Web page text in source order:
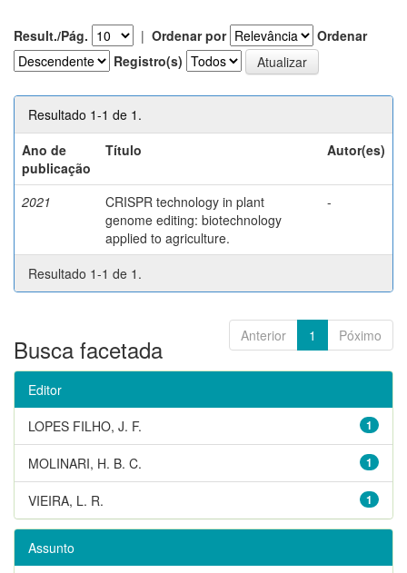
Result./Pág. | Ordenar por
Ordenar
Registro(s)
Resultado 1-1 de 1.
Ano de
publicação
Título Autor(es)
2021
CRISPR technology in plant
genome editing: biotechnology
applied to agriculture.
-
Resultado 1-1 de 1.
Anterior 1 Póximo
Busca facetada
Editor
1
LOPES FILHO, J. F.
1
MOLINARI, H. B. C.
1
VIEIRA, L. R.
Assunto